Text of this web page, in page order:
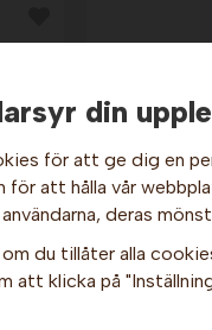
Hej och
företag (exkl. moms) för
din
för att ge dig en
för att hålla vår
deras
om du tillåter alla
att klicka på